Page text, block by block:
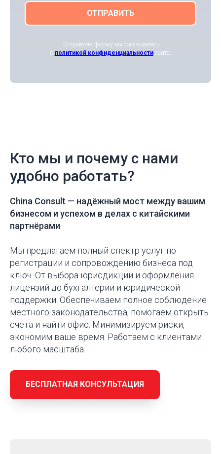
ОТПРАВИТЬ
Отправляя форму вы соглашаетесь
с политикой конфиденциальности сайта.
Кто мы и почему с нами
удобно работать?
China Consult — надёжный мост между вашим
бизнесом и успехом в делах с китайскими
партнёрами
Мы предлагаем полный спектр услуг по
регистрации и сопровождению бизнеса под
ключ. От выбора юрисдикции и оформления
лицензий до бухгалтерии и юридической
поддержки. Обеспечиваем полное соблюдение
местного законодательства, помогаем открыть
счета и найти офис. Минимизируем риски,
экономим ваше время. Работаем с клиентами
любого масштаба.
БЕСПЛАТНАЯ КОНСУЛЬТАЦИЯ